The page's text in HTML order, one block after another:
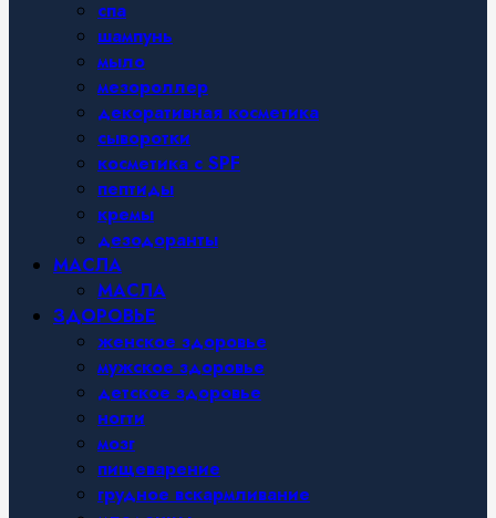
спа
шампунь
мыло
мезороллер
декоративная косметика
сыворотки
косметика с SPF
пептиды
кремы
дезодоранты
МАСЛА
МАСЛА
ЗДОРОВЬЕ
женское здоровье
мужское здоровье
детское здоровье
ногти
мозг
пищеварение
грудное вскармливание